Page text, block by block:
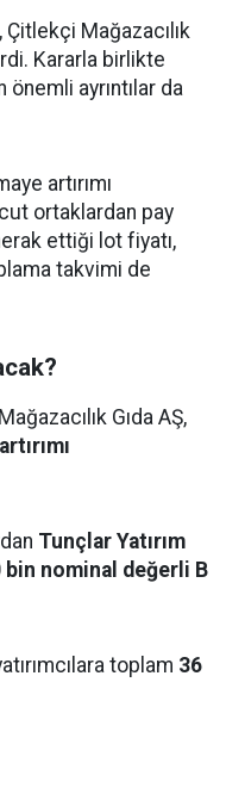
Mağazacılık
Kararla birlikte
ayrıntılar da
artırımı
ortaklardan pay
ettiği lot fiyatı,
takvimi de
Gıda AŞ,
Tunçlar Yatırım
bin nominal değerli B
toplam 36